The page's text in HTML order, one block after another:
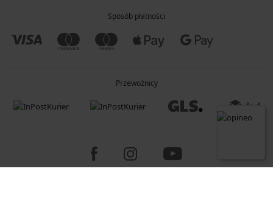
Sposób płatności
Przewoźnicy